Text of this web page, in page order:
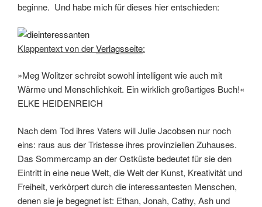
beginne. Und habe mich für dieses hier entschieden:
Klappentext von derVerlagsseite:
»Meg Wolitzer schreibt sowohl intelligent wie auch mit
Wärme und Menschlichkeit. Ein wirklich großartiges Buch!«
ELKE HEIDENREICH
Nach dem Tod ihres Vaters will Julie Jacobsen nur noch
eins: raus aus der Tristesse ihres provinziellen Zuhauses.
Das Sommercamp an der Ostküste bedeutet für sie den
Eintritt in eine neue Welt, die Welt der Kunst, Kreativität und
Freiheit, verkörpert durch die interessantesten Menschen,
denen sie je begegnet ist: Ethan, Jonah, Cathy, Ash und